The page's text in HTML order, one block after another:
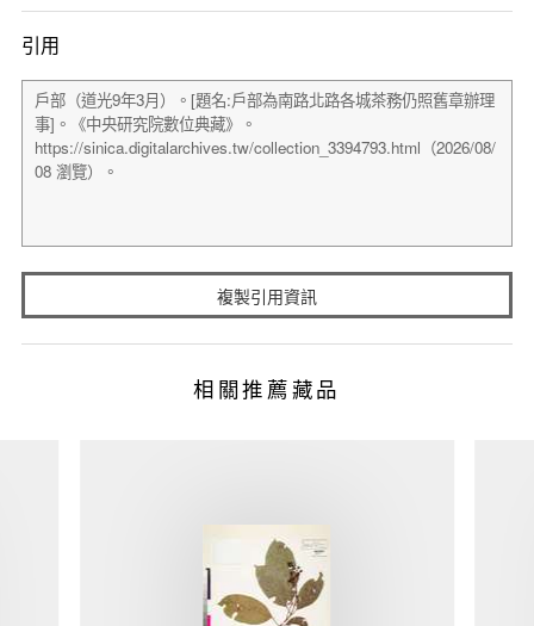
引用
複製引用資訊
相關推薦藏品